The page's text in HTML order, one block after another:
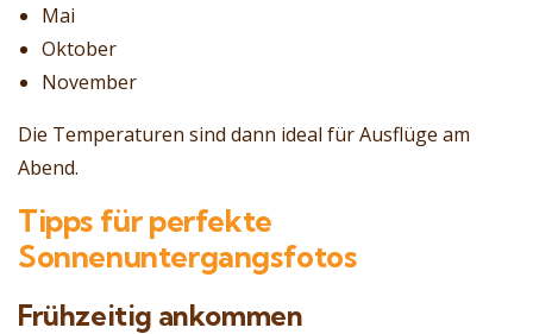
Mai
Oktober
November
Die Temperaturen sind dann ideal für Ausflüge am
Abend.
Tipps für perfekte
Sonnenuntergangsfotos
Frühzeitig ankommen